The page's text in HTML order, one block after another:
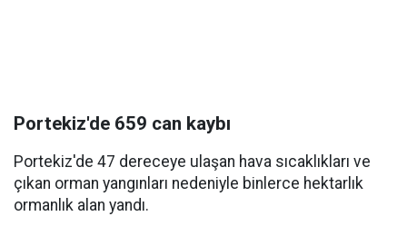
Portekiz'de 659 can kaybı
Portekiz'de 47 dereceye ulaşan hava sıcaklıkları ve
çıkan orman yangınları nedeniyle binlerce hektarlık
ormanlık alan yandı.